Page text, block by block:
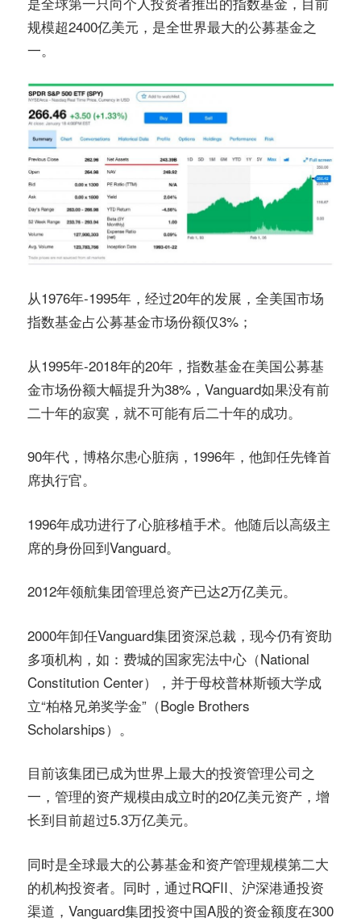
规模超2400亿美元，是全世界最大的公募基金之
一。
从1976年-1995年，经过20年的发展，全美国市场
指数基金占公募基金市场份额仅3%；
从1995年-2018年的20年，指数基金在美国公募基
金市场份额大幅提升为38%，Vanguard如果没有前
二十年的寂寞，就不可能有后二十年的成功。
90年代，博格尔患心脏病，1996年，他卸任先锋首
席执行官。
1996年成功进行了心脏移植手术。他随后以高级主
席的身份回到Vanguard。
2012年领航集团管理总资产已达2万亿美元。
2000年卸任Vanguard集团资深总裁，现今仍有资助
多项机构，如：费城的国家宪法中心（National
Constitution Center），并于母校普林斯顿大学成
立“柏格兄弟奖学金”（Bogle Brothers
Scholarships）。
目前该集团已成为世界上最大的投资管理公司之
一，管理的资产规模由成立时的20亿美元资产，增
长到目前超过5.3万亿美元。
同时是全球最大的公募基金和资产管理规模第二大
的机构投资者。同时，通过RQFII、沪深港通投资
渠道，Vanguard集团投资中国A股的资金额度在300